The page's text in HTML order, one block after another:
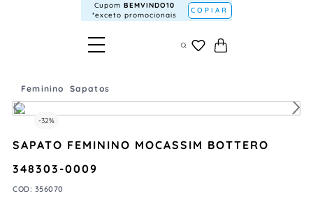
Cupom BEMVINDO10
*exceto promocionais
COPIAR
Feminino Sapatos
-32%
SAPATO FEMININO MOCASSIM BOTTERO
348303-0009
COD: 356070